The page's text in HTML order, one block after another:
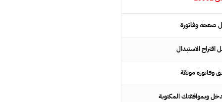
وفاتورة موثقة
وبموافقتك المكتوبة